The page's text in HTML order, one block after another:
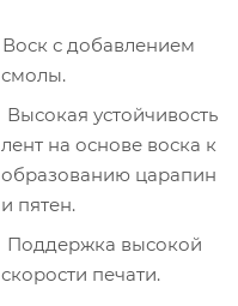
Воск с добавлением
смолы.
лент на основе воска к
образованию царапин
и пятен.
скорости печати.